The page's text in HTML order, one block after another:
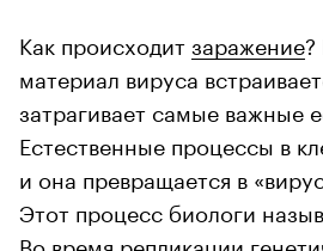
Как происходитзаражение
материал вируса
затрагивает самые важные
Естественные процессы в
и она превращается в
Этот процесс биологи
Во время репликации